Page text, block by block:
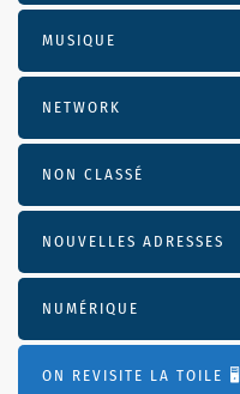
MUSIQUE
NETWORK
NON CLASSÉ
NOUVELLES ADRESSES
NUMÉRIQUE
ON REVISITE LA TOILE 🖥️